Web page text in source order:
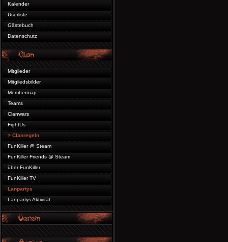
Kalender
Userliste
Gästebuch
Datenschutz
Mitglieder
Mitgliedsbilder
Membermap
Teams
Clanwars
FightUs
> Clanregeln
FunKiller @ Steam
FunKiller Friends @ Steam
über FunKiller
FunKiller TV
Lanpartys
Lanpartys Aktivität